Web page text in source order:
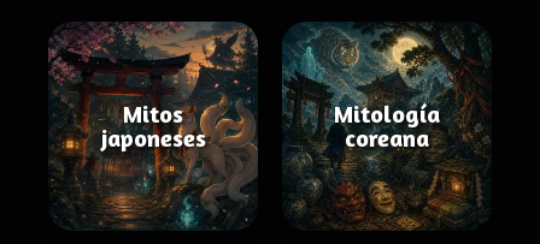
Mitos
japoneses
Mitología
coreana